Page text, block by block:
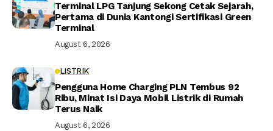
Terminal LPG Tanjung Sekong Cetak Sejarah,
Pertama di Dunia Kantongi Sertifikasi Green
Terminal
August 6, 2026
LISTRIK
Pengguna Home Charging PLN Tembus 92
Ribu, Minat Isi Daya Mobil Listrik di Rumah
Terus Naik
August 6, 2026